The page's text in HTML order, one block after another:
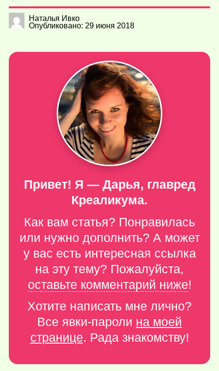
Наталья Ивко
Опубликовано: 29 июня 2018
Привет! Я — Дарья, главред
Креаликума.
Как вам статья? Понравилась
или нужно дополнить? А может
у вас есть интересная ссылка
на эту тему? Пожалуйста,
оставьте комментарий ниже!
Хотите написать мне лично?
Все явки-пароли на моей
странице. Рада знакомству!